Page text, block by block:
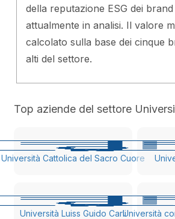
della reputazione ESG dei
attualmente in analisi. Il valore
calcolato sulla base dei cinque
alti del settore.
Top aziende del settore
Università Cattolica del Sacro Cuore
Università Luiss Guido CarliUniversità